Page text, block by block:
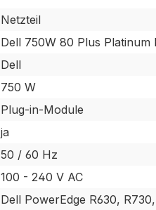
Netzteil
Dell 750W 80 Plus
Dell
750 W
Plug-in-Module
ja
50 / 60 Hz
100 - 240 V AC
Dell PowerEdge R630,